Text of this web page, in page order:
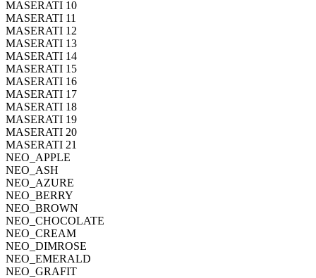
MASERATI 10
MASERATI 11
MASERATI 12
MASERATI 13
MASERATI 14
MASERATI 15
MASERATI 16
MASERATI 17
MASERATI 18
MASERATI 19
MASERATI 20
MASERATI 21
NEO_APPLE
NEO_ASH
NEO_AZURE
NEO_BERRY
NEO_BROWN
NEO_CHOCOLATE
NEO_CREAM
NEO_DIMROSE
NEO_EMERALD
NEO_GRAFIT